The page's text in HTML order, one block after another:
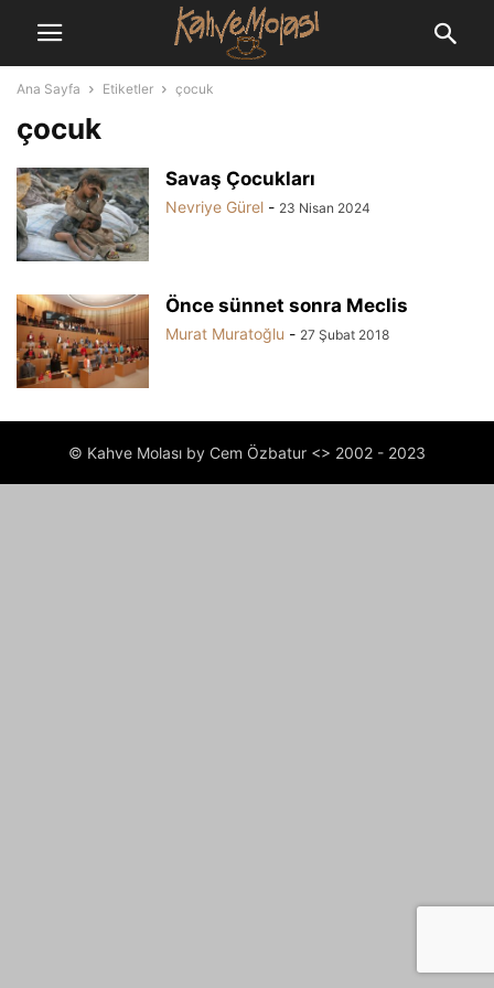
Ana Sayfa Etiketler çocuk
çocuk
Savaş Çocukları
Nevriye Gürel - 23 Nisan 2024
Önce sünnet sonra Meclis
Murat Muratoğlu - 27 Şubat 2018
© Kahve Molası by Cem Özbatur <> 2002 - 2023